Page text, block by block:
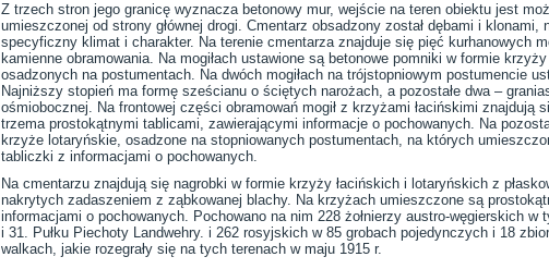
Z trzech stron jego granicę wyznacza betonowy mur, wejście na teren obiektu jest
umieszczonej od strony głównej drogi. Cmentarz obsadzony został dębami i klonami,
specyficzny klimat i charakter. Na terenie cmentarza znajduje się pięć kurhanowych
kamienne obramowania. Na mogiłach ustawione są betonowe pomniki w formie
osadzonych na postumentach. Na dwóch mogiłach na trójstopniowym postumencie
Najniższy stopień ma formę sześcianu o ściętych narożach, a pozostałe dwa –
ośmiobocznej. Na frontowej części obramowań mogił z krzyżami łacińskimi znajdują
trzema prostokątnymi tablicami, zawierającymi informacje o pochowanych. Na
krzyże lotaryńskie, osadzone na stopniowanych postumentach, na których
tabliczki z informacjami o pochowanych.
Na cmentarzu znajdują się nagrobki w formie krzyży łacińskich i lotaryńskich z
nakrytych zadaszeniem z ząbkowanej blachy. Na krzyżach umieszczone są
informacjami o pochowanych. Pochowano na nim 228 żołnierzy austro-węgierskich w
i 31. Pułku Piechoty Landwehry. i 262 rosyjskich w 85 grobach pojedynczych i 18
walkach, jakie rozegrały się na tych terenach w maju 1915 r.